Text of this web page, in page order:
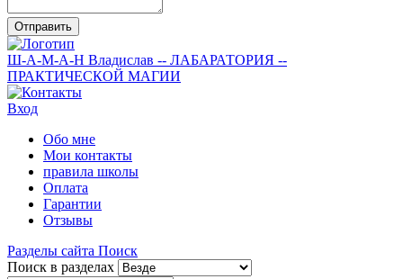
Отправить
Ш-А-М-А-Н Владислав -- ЛАБАРАТОРИЯ --
ПРАКТИЧЕСКОЙ МАГИИ
Вход
Обо мне
Мои контакты
правила школы
Оплата
Гарантии
Отзывы
Разделы сайта Поиск
Поиск в разделах